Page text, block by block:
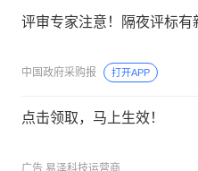
评审专家注意！隔夜评标有
中国政府采购报 打开APP
点击领取，马上生效！
广告 易泽科技运营商